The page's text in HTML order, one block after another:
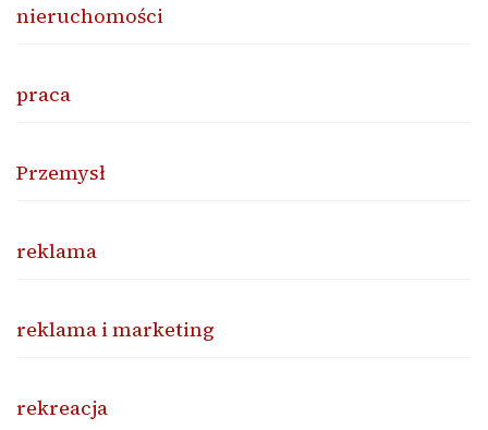
nieruchomości
praca
Przemysł
reklama
reklama i marketing
rekreacja